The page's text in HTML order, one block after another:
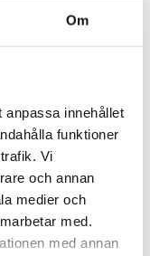
Om
anpassa innehållet
funktioner
Vi
och annan
medier och
med.
med annan
LÄS MER
HVP06C (2-